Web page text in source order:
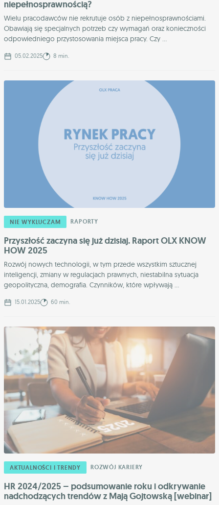
niepełnosprawnością?
Wielu pracodawców nie rekrutuje osób z niepełnosprawnościami.
Obawiają się specjalnych potrzeb czy wymagań oraz konieczności
odpowiedniego przystosowania miejsca pracy. Czy ...
05.02.2025 8 min.
NIE WYKLUCZAM RAPORTY
Przyszłość zaczyna się już dzisiaj. Raport OLX KNOW
HOW 2025
Rozwój nowych technologii, w tym przede wszystkim sztucznej
inteligencji, zmiany w regulacjach prawnych, niestabilna sytuacja
geopolityczna, demografia. Czynników, które wpływają ...
15.01.2025 60 min.
AKTUALNOŚCI I TRENDY ROZWÓJ KARIERY
HR 2024/2025 – podsumowanie roku i odkrywanie
nadchodzących trendów z Mają Gojtowską [webinar]